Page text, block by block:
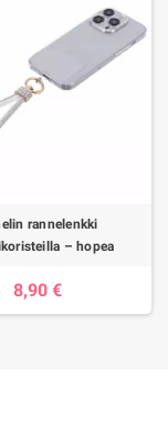
rannelenkki
– hopea
8,90 €